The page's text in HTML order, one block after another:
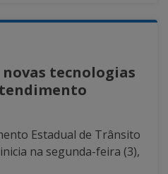
tecnologias
Estadual de Trânsito
na segunda-feira (3),